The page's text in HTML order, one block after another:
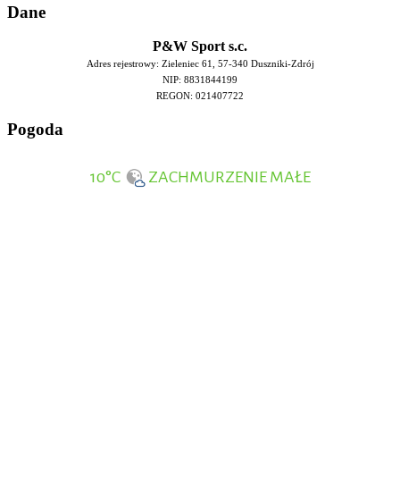
Dane
P&W Sport s.c.
Adres rejestrowy: Zieleniec 61, 57-340 Duszniki-Zdrój
NIP: 8831844199
REGON: 021407722
Pogoda